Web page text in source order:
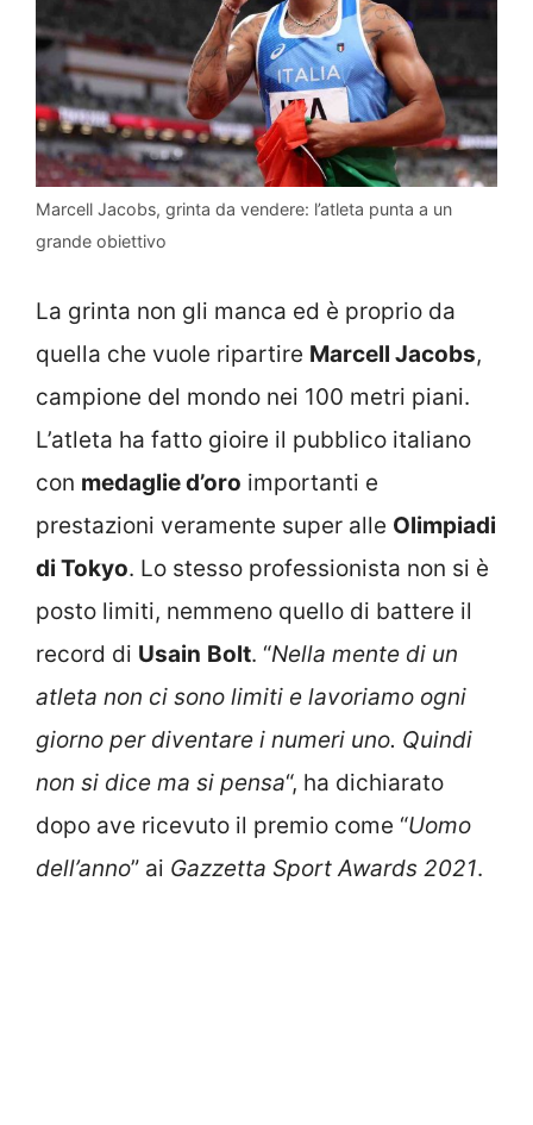
Marcell Jacobs, grinta da vendere: l’atleta punta a un
grande obiettivo
La grinta non gli manca ed è proprio da
quella che vuole ripartire Marcell Jacobs,
campione del mondo nei 100 metri piani.
L’atleta ha fatto gioire il pubblico italiano
con medaglie d’oro importanti e
prestazioni veramente super alle Olimpiadi
di Tokyo. Lo stesso professionista non si è
posto limiti, nemmeno quello di battere il
record di Usain Bolt. “Nella mente di un
atleta non ci sono limiti e lavoriamo ogni
giorno per diventare i numeri uno. Quindi
non si dice ma si pensa“, ha dichiarato
dopo ave ricevuto il premio come “Uomo
dell’anno” ai Gazzetta Sport Awards 2021.